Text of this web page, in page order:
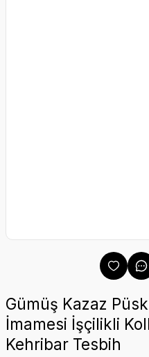
Gümüş Kazaz
İmamesi İşçilikli
Kehribar Tesbih